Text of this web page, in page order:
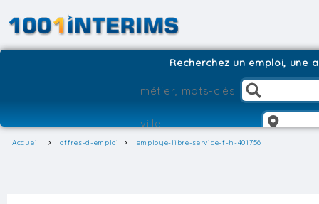
Recherchez un emploi, une
Accueil offres-d-emploi employe-libre-service-f-h-401756